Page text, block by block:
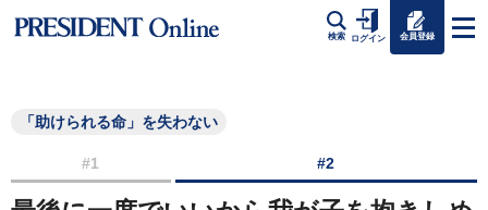
検索 ログイン 会員登録
「助けられる命」を失わない
#1 #2